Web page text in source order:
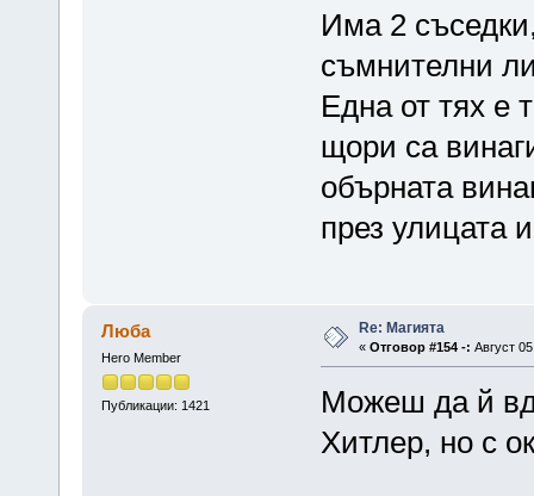
Има 2
съмнителни
Една от тях е
щори са
обърната
през улицата
Люба
Hero Member
Публикации: 1421
Re: Магията
« Отговор #154 -: Август
Можеш да й
Хитлер, но с